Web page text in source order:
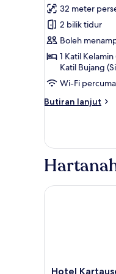
foto
untuk
Family
Room
32 meter
2 bilik tidur
Boleh
1 Katil
Katil Bujang
Wi-Fi percuma
Butiran lanjut
Butiran
Room
Hotel
Hotel
Hotel Kartause